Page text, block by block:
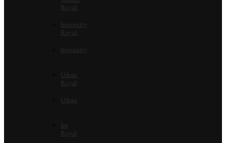
Royal
Ingenuity
Royal
Ingenuity
Urban
Royal
Urban
Im
Royal